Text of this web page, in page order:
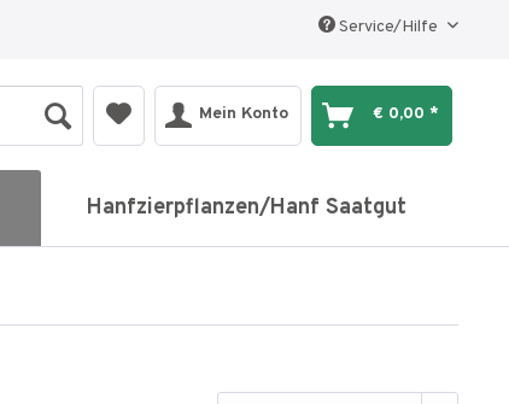
Service/Hilfe
Mein Konto € 0,00 *
Hanfzierpflanzen/Hanf Saatgut